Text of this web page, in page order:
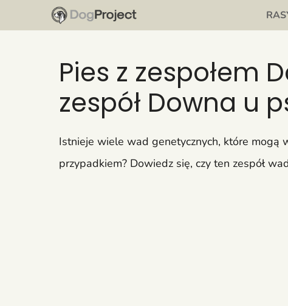
do
Pies z zespołem
zespół Downa u
Istnieje wiele wad genetycznych, które mogą
przypadkiem? Dowiedz się, czy ten zespół